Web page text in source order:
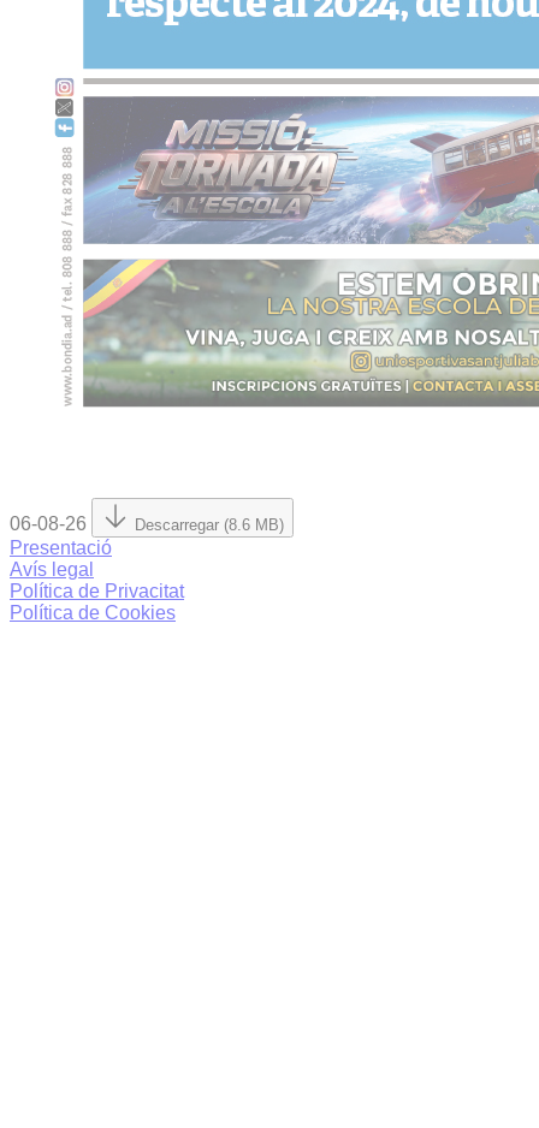
06-08-26 Descarregar (8.6 MB)
Presentació
Avís legal
Política de Privacitat
Política de Cookies